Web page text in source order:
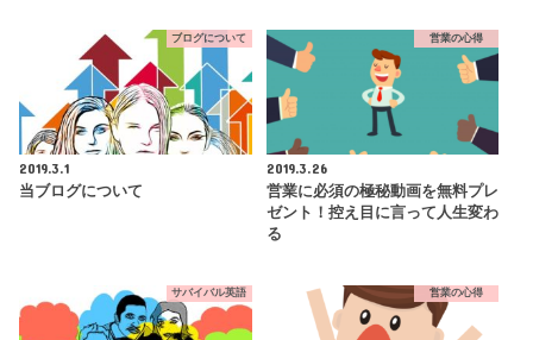
ブログについて
2019.3.1
当ブログについて
営業の心得
2019.3.26
営業に必須の極秘動画を無料プレ
ゼント！控え目に言って人生変わ
る
サバイバル英語 営業の心得